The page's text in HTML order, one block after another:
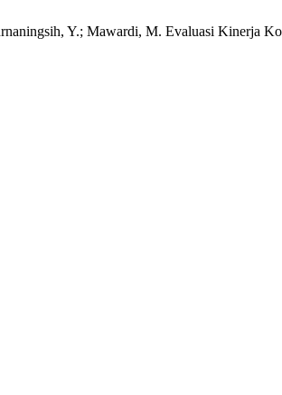
Y.; Mawardi, M. Evaluasi Kinerja